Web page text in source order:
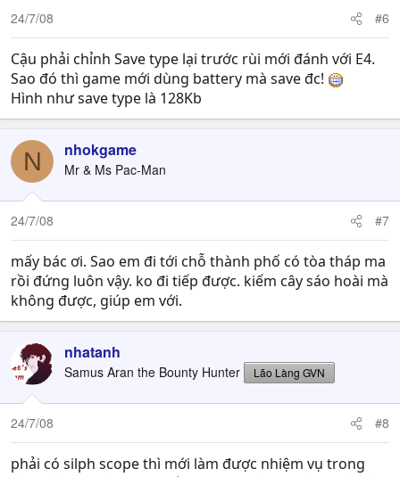
24/7/08 #6
Cậu phải chỉnh Save type lại trước rùi mới đánh với E4.
Sao đó thì game mới dùng battery mà save đc!
Hình như save type là 128Kb
N nhokgame
Mr & Ms Pac-Man
24/7/08 #7
mấy bác ơi. Sao em đi tới chỗ thành phố có tòa tháp ma
rồi đứng luôn vậy. ko đi tiếp được. kiếm cây sáo hoài mà
không được, giúp em với.
nhatanh
Samus Aran the Bounty Hunter Lão Làng GVN
24/7/08 #8
phải có silph scope thì mới làm được nhiệm vụ trong